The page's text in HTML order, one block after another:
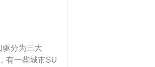
2、全时四驱
，最大功率31
分为三大
有一些城市SU